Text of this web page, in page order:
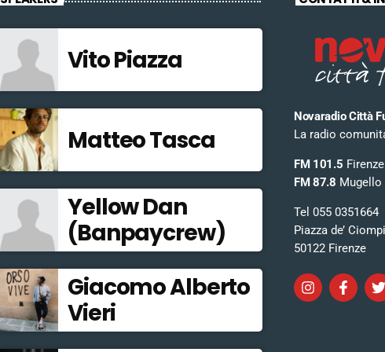
Vito Piazza
Matteo Tasca
Yellow Dan
(Banpaycrew)
Giacomo Alberto
Vieri
Novaradio Città
La radio
FM 101.5
FM 87.8 Mugello
Tel 055 0351664
Piazza de’
50122 Firenze